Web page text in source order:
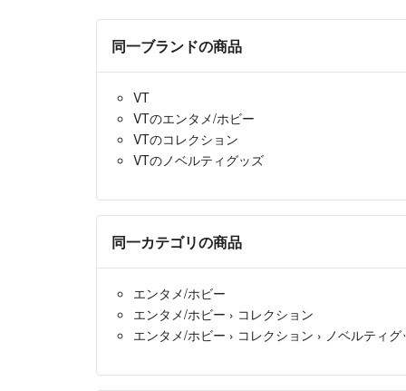
同一ブランドの商品
VT
VTのエンタメ/ホビー
VTのコレクション
VTのノベルティグッズ
同一カテゴリの商品
エンタメ/ホビー
エンタメ/ホビー › コレクション
エンタメ/ホビー › コレクション › ノベルティグ